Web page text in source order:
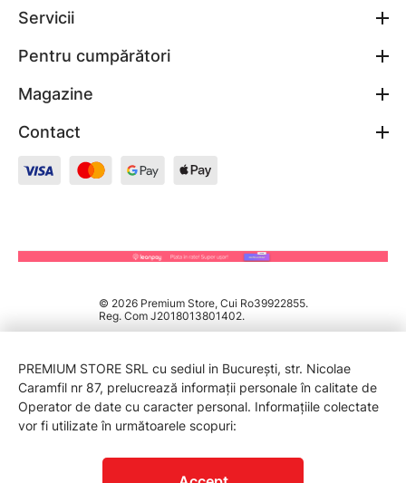
Servicii
Pentru cumpărători
Magazine
Contact
© 2026 Premium Store, Cui Ro39922855.
Reg. Com J2018013801402.
PREMIUM STORE SRL cu sediul in București, str. Nicolae
Caramfil nr 87, prelucrează informații personale în calitate de
Operator de date cu caracter personal. Informațiile colectate
vor fi utilizate în următoarele scopuri: